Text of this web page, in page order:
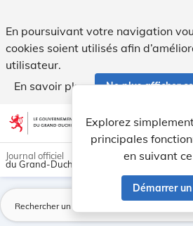
En poursuivant votre navigation
cookies soient utilisés afin
utilisateur.
En savoir plus
Ne plus afficher
Aller au contenu account_circle
Explorez
principales
en suivant
Démarrer
Journal officiel
du Grand-Duché de Luxembourg